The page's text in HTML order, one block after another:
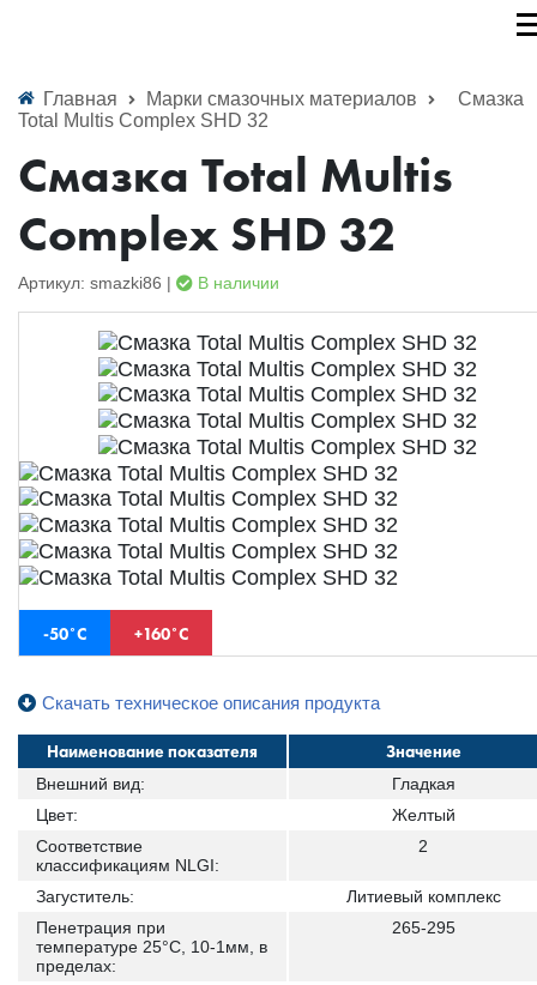
Главная Марки смазочных материалов
Смазка
Total Multis Complex SHD 32
Смазка Total Multis
Complex SHD 32
Артикул: smazki86 | В наличии
-50˚С +160˚С
Скачать техническое описания продукта
Наименование показателя Значение
Внешний вид:
Гладкая
Цвет:
Желтый
Соответствие
классификациям NLGI:
2
Загуститель:
Литиевый комплекс
Пенетрация при
температуре 25°С, 10-1мм, в
пределах:
265-295